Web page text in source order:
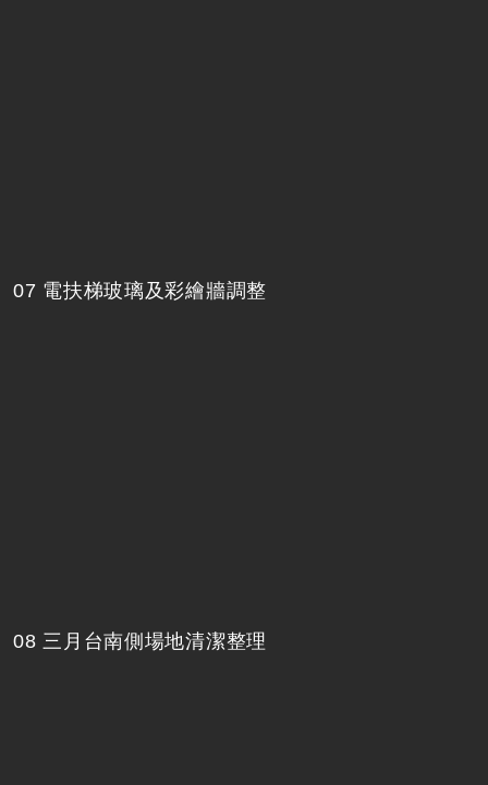
07 電扶梯玻璃及彩繪牆調整
08 三月台南側場地清潔整理